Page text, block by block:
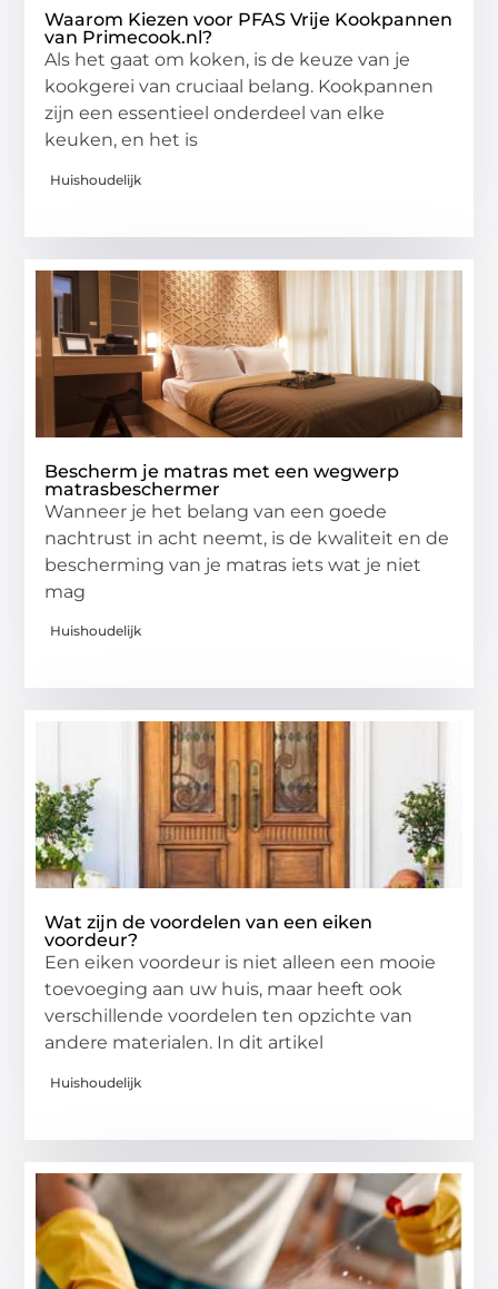
Waarom Kiezen voor PFAS Vrije Kookpannen
van Primecook.nl?
Als het gaat om koken, is de keuze van je
kookgerei van cruciaal belang. Kookpannen
zijn een essentieel onderdeel van elke
keuken, en het is
Huishoudelijk
Bescherm je matras met een wegwerp
matrasbeschermer
Wanneer je het belang van een goede
nachtrust in acht neemt, is de kwaliteit en de
bescherming van je matras iets wat je niet
mag
Huishoudelijk
Wat zijn de voordelen van een eiken
voordeur?
Een eiken voordeur is niet alleen een mooie
toevoeging aan uw huis, maar heeft ook
verschillende voordelen ten opzichte van
andere materialen. In dit artikel
Huishoudelijk